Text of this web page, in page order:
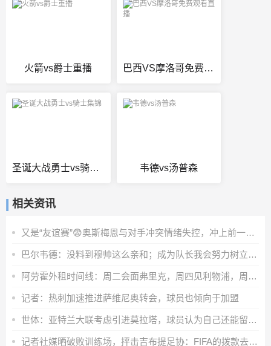
火箭vs爵士重播 巴西VS摩洛哥免费观看直播
圣诞大战勇士vs骑士集锦 韦德vs汤普森
相关资讯
又是“友谊赛”😨奥斯梅恩与对手冲突情绪失控，冲上前一把推翻
巴尔韦德：没料到穆帅这么亲和；成为队长我会努力树立正向表率
阿劳霍外租时间线：周二会面弗里克，周四见利物浦，周五晚间敲定
记者：热刺加速推进萨维尼奥转会，球员也倾向于加盟
世体：亚特兰大联考虑引进莫拉塔，球员认为自己还能留在顶级联赛
记者社媒晒破败训练场，抨击吉布提足协：FIFA的拨款去哪里了？